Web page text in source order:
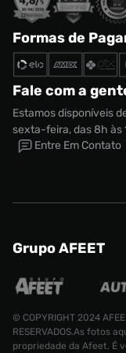
Formas de
Fale com a
Estamos disponíveis
sexta-feira, das 8h às
Entre Em Contato
Grupo AFEET
© COPYRIGHT 2024
RESERVADOS.As fotos
propriedade da Afeet. É